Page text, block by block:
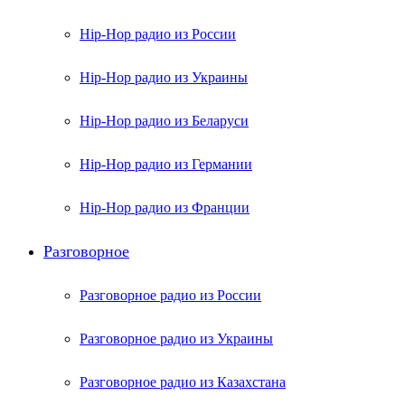
Hip-Hop радио из России
Hip-Hop радио из Украины
Hip-Hop радио из Беларуси
Hip-Hop радио из Германии
Hip-Hop радио из Франции
Разговорное
Разговорное радио из России
Разговорное радио из Украины
Разговорное радио из Казахстана